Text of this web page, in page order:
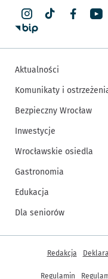
Aktualności
Komunikaty i
Bezpieczny Wrocław
Inwestycje
Wrocławskie osiedla
Gastronomia
Edukacja
Dla seniorów
Inne
Redakcja
Regulamin